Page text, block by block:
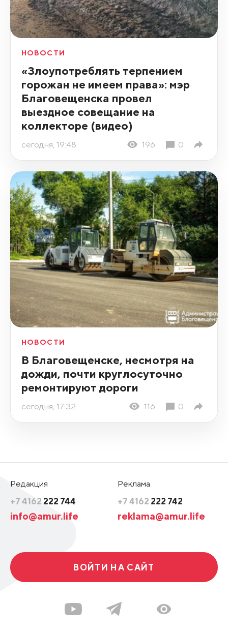
НОВОСТИ
«Злоупотреблять терпением
горожан не имеем права»: мэр
Благовещенска провел
выездное совещание на
коллекторе (видео)
сегодня, 19:48 196 0
НОВОСТИ
В Благовещенске, несмотря на
дожди, почти круглосуточно
ремонтируют дороги
сегодня, 17:32 116 0
Редакция
+7 4162 222 744
info@amur.life
Реклама
+7 4162 222 742
reklama@amur.life
ВОЙТИ НА САЙТ